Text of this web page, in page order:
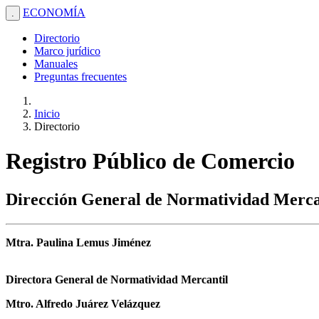
. ECONOMÍA
Directorio
Marco jurídico
Manuales
Preguntas frecuentes
Inicio
Directorio
Registro Público de Comercio
Dirección General de Normatividad
Mtra. Paulina Lemus Jiménez
Directora General de Normatividad Mercantil
Mtro. Alfredo Juárez Velázquez